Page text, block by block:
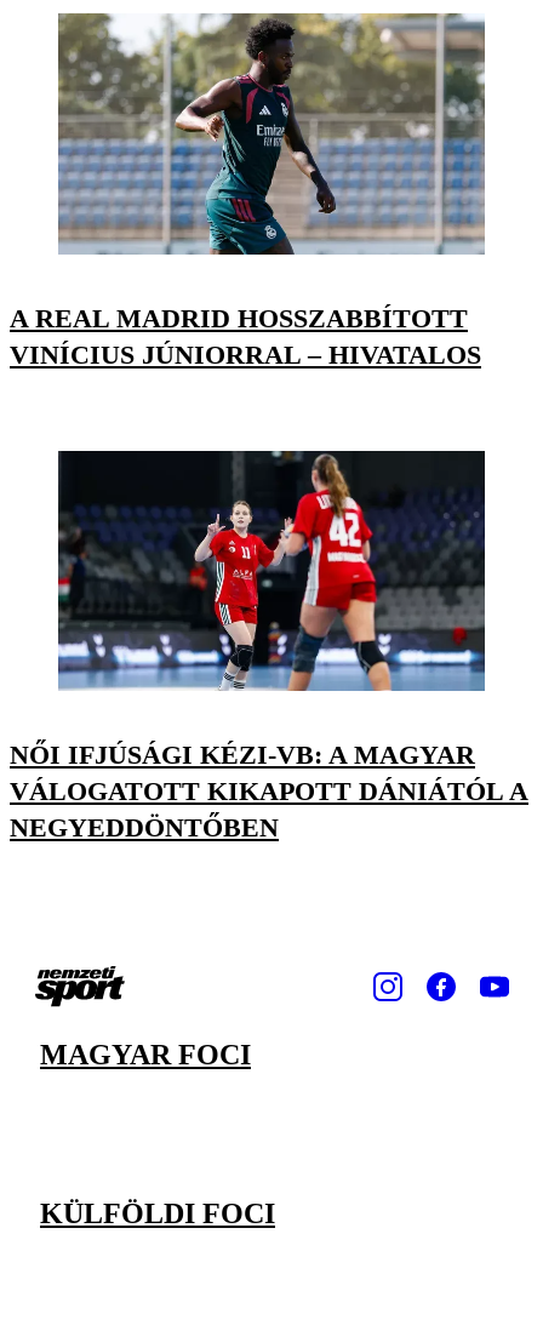
A REAL MADRID HOSSZABBÍTOTT
VINÍCIUS JÚNIORRAL – HIVATALOS
NŐI IFJÚSÁGI KÉZI-VB: A MAGYAR
VÁLOGATOTT KIKAPOTT DÁNIÁTÓL A
NEGYEDDÖNTŐBEN
MAGYAR FOCI
KÜLFÖLDI FOCI